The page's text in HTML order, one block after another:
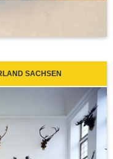
SACHSEN